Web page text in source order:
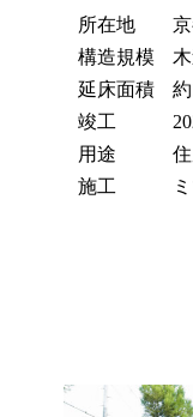
所在地
構造規模
延床面積
竣工
用途
施工